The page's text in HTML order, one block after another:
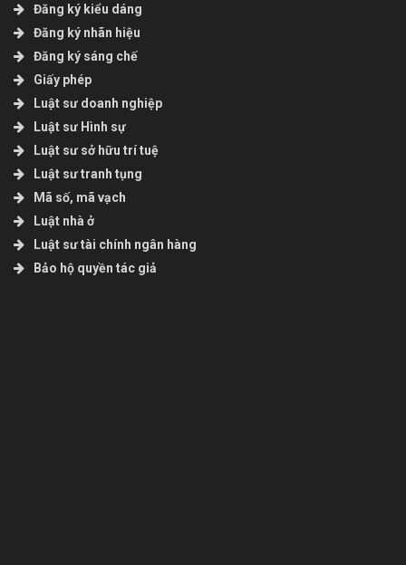
Đăng ký kiểu dáng
Đăng ký nhãn hiệu
Đăng ký sáng chế
Giấy phép
Luật sư doanh nghiệp
Luật sư Hình sự
Luật sư sở hữu trí tuệ
Luật sư tranh tụng
Mã số, mã vạch
Luật nhà ở
Luật sư tài chính ngân hàng
Bảo hộ quyền tác giả